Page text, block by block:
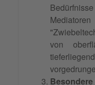
von